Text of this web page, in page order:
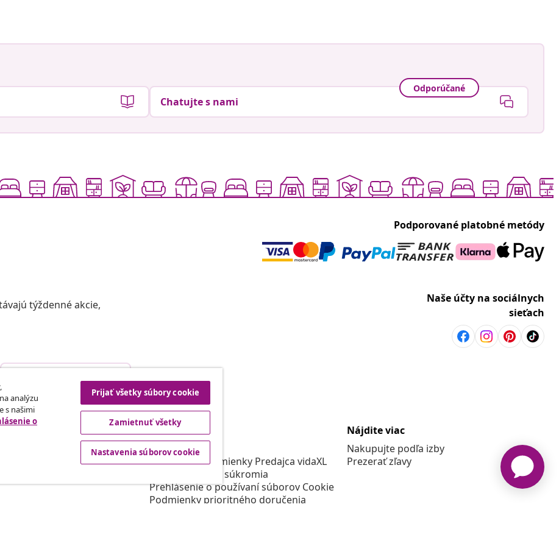
Odporúčané
Chatujte s nami
Podporované platobné metódy
týždenné akcie,
Naše účty na sociálnych
sieťach
Odstúpenie od zmluvy
vidaXL
O vidaXL
Obchodné podmienky Predajca vidaXL
Zásady ochrany súkromia
Prehlásenie o používaní súborov Cookie
Podmienky prioritného doručenia
Nájdite viac
Nakupujte podľa izby
Prezerať zľavy
analýzu
s našimi
o
Prijať všetky súbory cookie
Zamietnuť všetky
Nastavenia súborov cookie